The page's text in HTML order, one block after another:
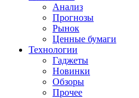
Анализ
Прогнозы
Рынок
Ценные бумаги
Технологии
Гаджеты
Новинки
Обзоры
Прочее